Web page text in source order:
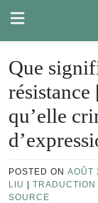
content
Que
qu’elle
POSTED ON AOÛT
LIU
TRADUCTION
SOURCE